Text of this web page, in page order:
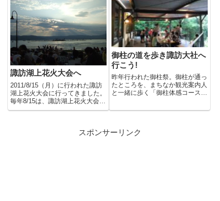
諏訪湖上花火大会へ
2011/8/15（月）に行われた諏訪
湖上花火大会に行ってきました。
毎年8/15は、諏訪湖上花火大会プ
ラン のお客様だけ...
御柱の道を歩き諏訪大社へ
行こう!
昨年行われた御柱祭。御柱が通っ
たところを、まちなか観光案内人
と一緒に歩く「御柱体感コース」
し...
スポンサーリンク